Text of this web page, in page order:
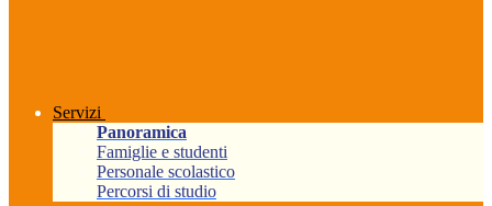
Servizi
Panoramica
Famiglie e studenti
Personale scolastico
Percorsi di studio